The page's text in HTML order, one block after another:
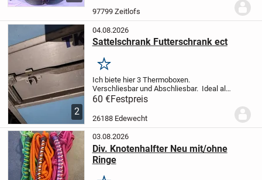
kann.Der Sattel ist maßangefertigt,
97799 Zeitlofs
2
04.08.2026
Sattelschrank Futterschrank ect
Merken
Ich biete hier 3 Thermoboxen.
Verschliesbar und Abschliesbar. Ideal als
Sattelschrank, Futterschrank, Umbau
zum Heubedampfer, Getränkekisten kühl
halten ect. Hält alles trocken und
sauber. Pre...
60 €Festpreis
26188 Edewecht
03.08.2026
Div. Knotenhalfter Neu mit/ohne
Ringe